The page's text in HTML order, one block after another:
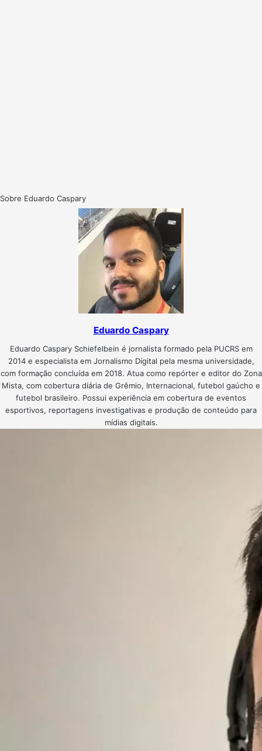
Sobre Eduardo Caspary
Eduardo Caspary
Eduardo Caspary Schiefelbein é jornalista formado pela PUCRS em
2014 e especialista em Jornalismo Digital pela mesma universidade,
com formação concluída em 2018. Atua como repórter e editor do Zona
Mista, com cobertura diária de Grêmio, Internacional, futebol gaúcho e
futebol brasileiro. Possui experiência em cobertura de eventos
esportivos, reportagens investigativas e produção de conteúdo para
mídias digitais.